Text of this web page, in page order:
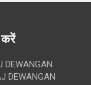
करें
DEWANGAN
DEWANGAN